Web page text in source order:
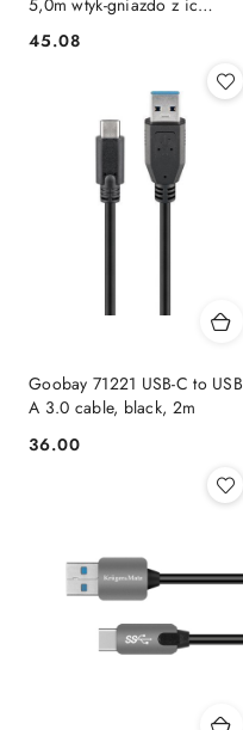
5,0m wtyk-gniazdo z ic
zawieszka przedłużacz Blow
Cena:
45.08
Goobay 71221 USB-C to USB
A 3.0 cable, black, 2m
Cena:
36.00